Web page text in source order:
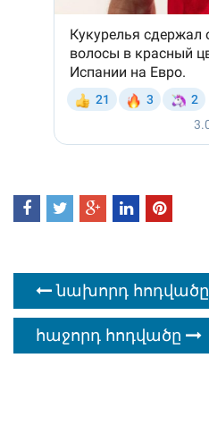
նախորդ հոդվածը
հաջորդ հոդվածը